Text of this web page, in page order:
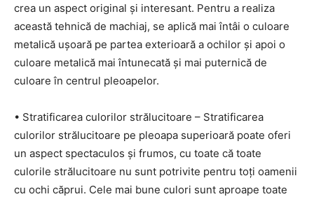
crea un aspect original și interesant. Pentru a realiza
această tehnică de machiaj, se aplică mai întâi o culoare
metalică ușoară pe partea exterioară a ochilor și apoi o
culoare metalică mai întunecată și mai puternică de
culoare în centrul pleoapelor.
• Stratificarea culorilor strălucitoare – Stratificarea
culorilor strălucitoare pe pleoapa superioară poate oferi
un aspect spectaculos și frumos, cu toate că toate
culorile strălucitoare nu sunt potrivite pentru toți oamenii
cu ochi căprui. Cele mai bune culori sunt aproape toate